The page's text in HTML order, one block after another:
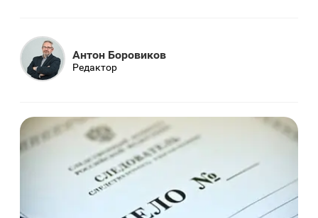
Антон Боровиков
Редактор